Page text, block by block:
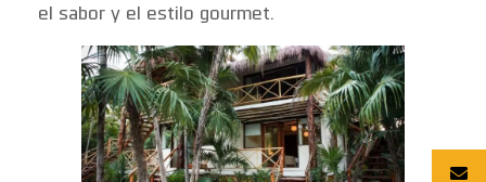
el sabor y el estilo gourmet.